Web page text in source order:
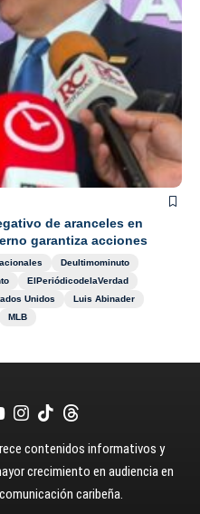
de aranceles en
garantiza acciones
Deultimominuto
ElPeriódicodelaVerdad
Unidos
Luis Abinader
MLB
contenidos informativos y
crecimiento en audiencia en
caribeña.